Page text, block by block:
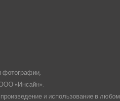
фотографии,
«Инсайн».
и использование в любом